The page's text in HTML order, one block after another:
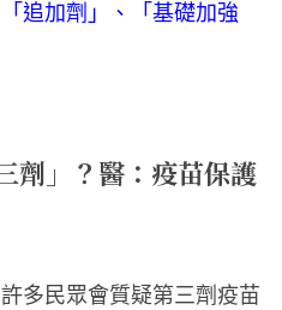
追加劑」、「基礎加強
劑」？醫：疫苗保護
多民眾會質疑第三劑疫苗